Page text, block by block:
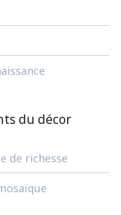
du décor
de richesse